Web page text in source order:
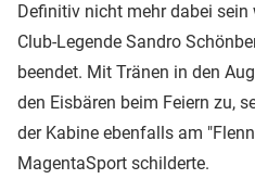
Definitiv nicht mehr dabei sein
Club-Legende Sandro
beendet. Mit Tränen in den
den Eisbären beim Feiern zu,
der Kabine ebenfalls am
MagentaSport schilderte.